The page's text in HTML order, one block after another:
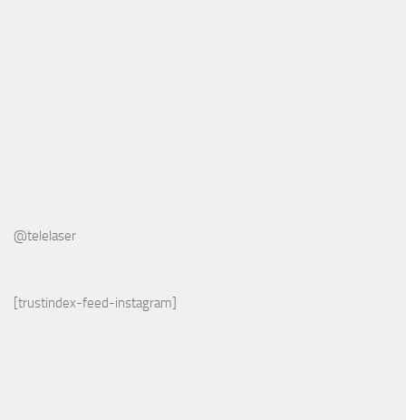
@telelaser
[trustindex-feed-instagram]